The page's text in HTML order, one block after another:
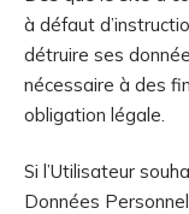
à défaut
détruire ses
nécessaire à des
obligation légale.
Si l’Utilisateur
Données